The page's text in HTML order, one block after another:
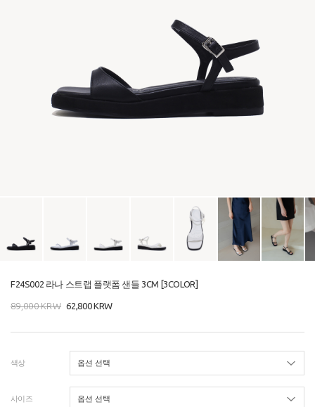
F24S002 라나 스트랩 플랫폼 샌들 3CM [3COLOR]
89,000KRW 62,800KRW
색상
사이즈